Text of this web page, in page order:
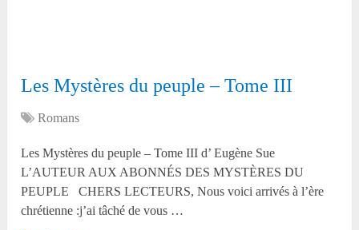
Les Mystères du peuple – Tome III
Romans
Les Mystères du peuple – Tome III d’ Eugène Sue
L’AUTEUR AUX ABONNÉS DES MYSTÈRES DU
PEUPLE CHERS LECTEURS, Nous voici arrivés à l’ère
chrétienne :j’ai tâché de vous …